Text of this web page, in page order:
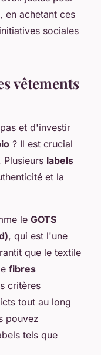
en achetant ces
sociales
vêtements
et d'investir
? Il est crucial
labels
et la
le GOTS
, qui est l'une
que le textile
fibres
critères
tout au long
pouvez
tels que